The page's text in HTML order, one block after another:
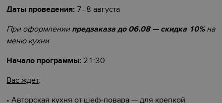
Даты проведения: 7–8 августа
При оформлении предзаказа до 06.08 — скидка 10%на
меню кухни
Начало программы: 21:30
Вас ждёт:
•Авторская кухня от шеф-повара — для крепкой